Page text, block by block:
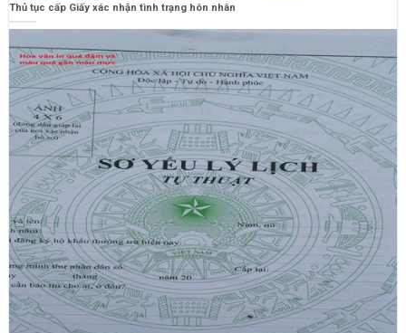
Thủ tục cấp Giấy xác nhận tình trạng hôn nhân